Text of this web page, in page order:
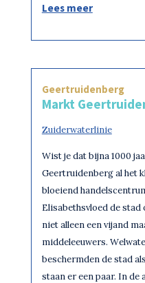
Lees meer
Geertruidenberg
Markt
Zuiderwaterlinie
Wist je dat bijna 1000
Geertruidenberg al het
bloeiend
Elisabethsvloed de
niet alleen een vijand
middeleeuwers.
beschermden de stad
staan er een paar. In de